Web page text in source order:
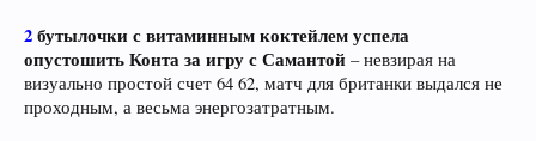
2бутылочки с витаминным коктейлем успела
опустошить Конта за игру с Самантой – невзирая на
визуально простой счет 64 62, матч для британки выдался не
проходным, а весьма энергозатратным.